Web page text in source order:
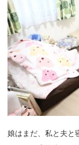
娘はまだ、私と夫と